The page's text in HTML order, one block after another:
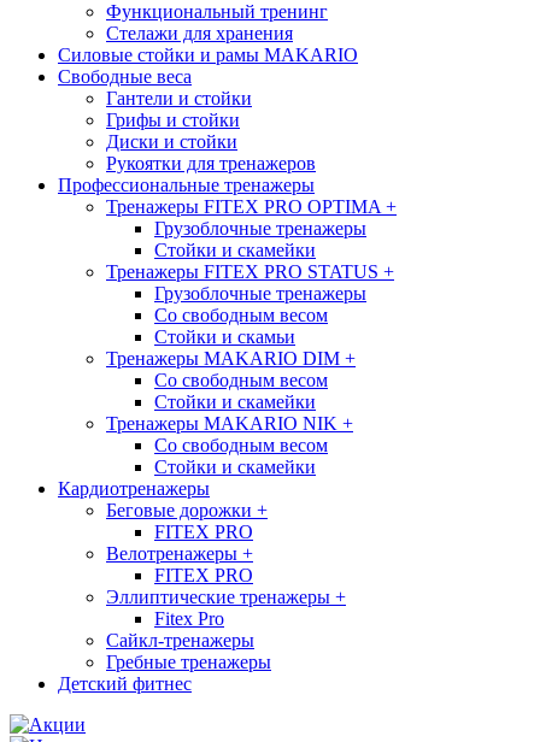
Функциональный тренинг
Стелажи для хранения
Силовые стойки и рамы MAKARIO
Свободные веса
Гантели и стойки
Грифы и стойки
Диски и стойки
Рукоятки для тренажеров
Профессиональные тренажеры
Тренажеры FITEX PRO OPTIMA +
Грузоблочные тренажеры
Стойки и скамейки
Тренажеры FITEX PRO STATUS +
Грузоблочные тренажеры
Со свободным весом
Стойки и скамьи
Тренажеры MAKARIO DIM +
Со свободным весом
Стойки и скамейки
Тренажеры MAKARIO NIK +
Со свободным весом
Стойки и скамейки
Кардиотренажеры
Беговые дорожки +
FITEX PRO
Велотренажеры +
FITEX PRO
Эллиптические тренажеры +
Fitex Pro
Сайкл-тренажеры
Гребные тренажеры
Детский фитнес